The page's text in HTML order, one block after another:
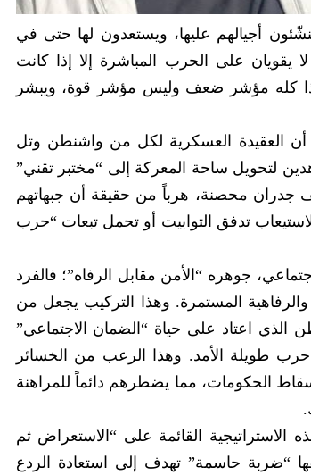
أجيالهم عليها، ويستعدون لها حتى في
يقويان على الحرب المباشرة إلا إذا كانت
كله مؤشر ضعف وليس مؤشر قوة، ويبشر
أن العقيدة العسكرية لكل من واشنطن وتل
لتحويل ساحة المعركة إلى “مختبر تقني”
جدران محصنة، هرباً من حقيقة أن جبهاتهم
تدفق التوابيت أو تحمل تبعات “حرب
جوهره “الأمن مقابل الرفاه”؛ فالفرد
المستمرة. وهذا التركيب يجعل من
الذي اعتاد على حياة “الضمان الاجتماعي”
حرب طويلة الأمد. وهذا الرعب من الخسائر
الحكومات، مما يضطرهم دائماً للمراهنة
الاستراتيجية القائمة على “الاستعراض ثم
“ضربة حاسمة” تهدف إلى استعادة الردع